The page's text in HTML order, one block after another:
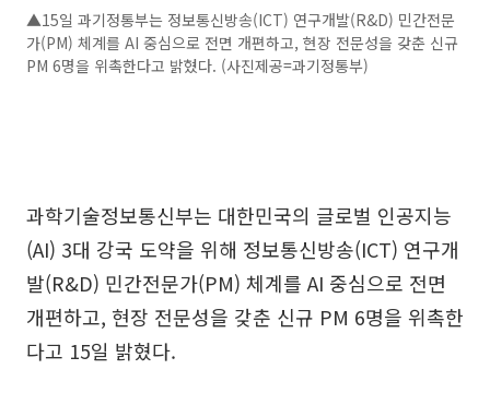
▲15일 과기정통부는 정보통신방송(ICT) 연구개발(R&D) 민간전문
가(PM) 체계를 AI 중심으로 전면 개편하고, 현장 전문성을 갖춘 신규
PM 6명을 위촉한다고 밝혔다. (사진제공=과기정통부)
과학기술정보통신부는 대한민국의 글로벌 인공지능
(AI) 3대 강국 도약을 위해 정보통신방송(ICT) 연구개
발(R&D) 민간전문가(PM) 체계를 AI 중심으로 전면
개편하고, 현장 전문성을 갖춘 신규 PM 6명을 위촉한
다고 15일 밝혔다.